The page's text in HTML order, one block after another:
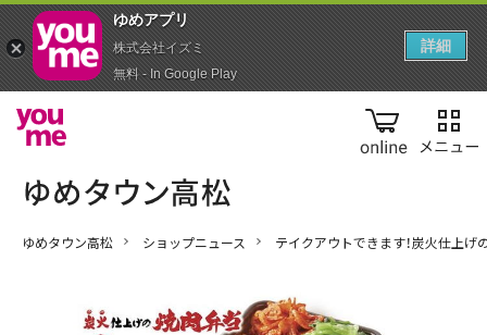
online
ゆめタウン高松 ショップニュース テイクアウトできます！炭火仕上
ゆめアプ‪リ‬
株式会社イズミ
無料 - In Google Play
詳細